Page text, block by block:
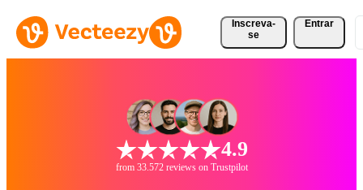
Inscreva-
se
Entrar
4.9
from 33.572 reviews on Trustpilot